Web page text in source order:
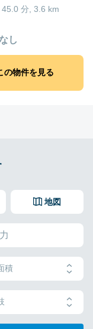
分, 3.6 km
し
の物件を見る
地図
積